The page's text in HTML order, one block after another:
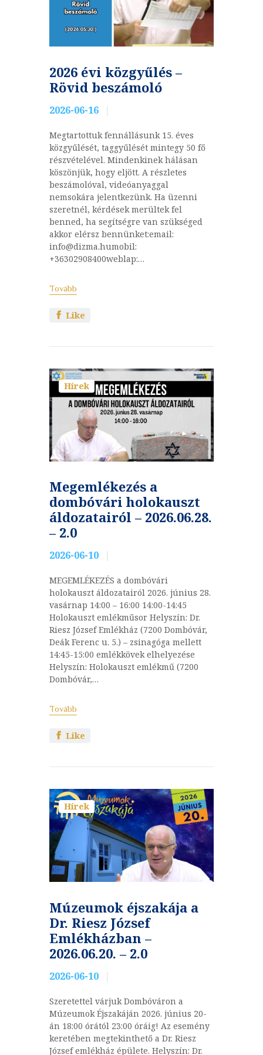
2026 évi közgyűlés –
Rövid beszámoló
2026-06-16
Megtartottuk fennállásunk 15. éves
közgyűlését, taggyűlését mintegy 50 fő
részvételével. Mindenkinek hálásan
köszönjük, hogy eljött. A részletes
beszámolóval, videóanyaggal
nemsokára jelentkezünk. Ha üzenni
szeretnél, kérdések merültek fel
benned, ha segítségre van szükséged
akkor elérsz bennünket:email:
info@dizma.humobil:
+36302908400weblap:…
Tovább
Like
Hírek
Megemlékezés a
dombóvári holokauszt
áldozatairól – 2026.06.28.
– 2.0
2026-06-10
MEGEMLÉKEZÉS a dombóvári
holokauszt áldozatairól 2026. június 28.
vasárnap 14:00 – 16:00 14:00-14:45
Holokauszt emlékműsor Helyszín: Dr.
Riesz József Emlékház (7200 Dombóvár,
Deák Ferenc u. 5.) – zsinagóga mellett
14:45-15:00 emlékkövek elhelyezése
Helyszín: Holokauszt emlékmű (7200
Dombóvár,…
Tovább
Like
Hírek
Múzeumok éjszakája a
Dr. Riesz József
Emlékházban –
2026.06.20. – 2.0
2026-06-10
Szeretettel várjuk Dombóváron a
Múzeumok Éjszakáján 2026. június 20-
án 18:00 órától 23:00 óráig! Az esemény
keretében megtekinthető a Dr. Riesz
József emlékház épülete. Helyszín: Dr.